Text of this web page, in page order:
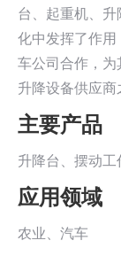
台、起重机、
化中发挥了作用
车公司合作，
升降设备供应商
主要产品
升降台、摆动
应用领域
农业、汽车